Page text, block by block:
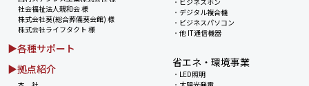
社会福祉法人親和会 様
株式会社葵(総合葬儀葵会館) 様
株式会社ライフタクト 様
▶各種サポート
・デジタル複合機
・ ビジネスパソコン
・他 IT通信機器
省エネ・環境事業
・ LED照明
▶拠点紹介